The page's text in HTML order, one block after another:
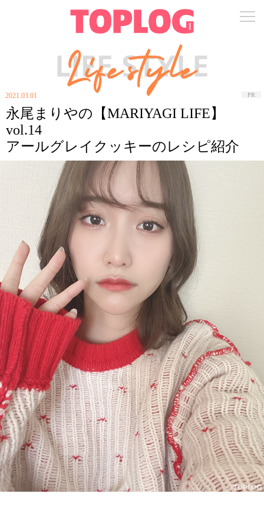
2021.03.01 PR
永尾まりやの【MARIYAGI LIFE】
vol.14
アールグレイクッキーのレシピ紹介